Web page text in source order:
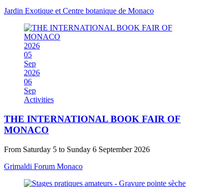
Jardin Exotique et Centre botanique de Monaco
2026
05
Sep
2026
06
Sep
Activities
THE INTERNATIONAL BOOK FAIR OF
MONACO
From Saturday 5 to Sunday 6 September 2026
Grimaldi Forum Monaco